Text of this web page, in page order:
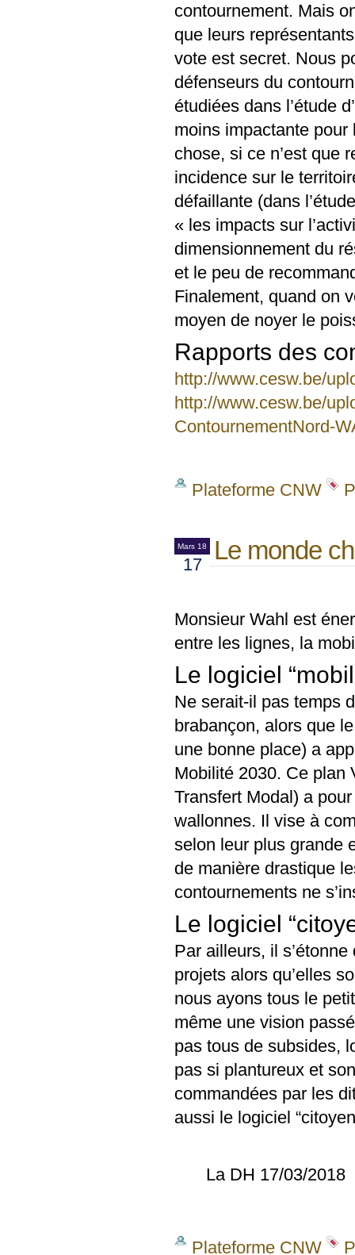
contournement. Mais
que leurs
vote est secret. Nous
défenseurs du
étudiées dans l’étude
moins impactante
chose, si ce n’est que
incidence sur le
défaillante (dans
« les impacts sur
dimensionnement du
et le peu de
Finalement, quand on
moyen de noyer le
Rapports des
http://www.cesw.be/
http://www.cesw.be/
ContournementNord-
Plateforme CNW
Mars 18
17 Le monde
Monsieur Wahl est
entre les lignes, la
Le logiciel
Ne serait-il pas temps
brabançon, alors que
une bonne place) a
Mobilité 2030. Ce plan
Transfert Modal) a
wallonnes. Il vise à
selon leur plus grande
de manière drastique
contournements ne
Le logiciel
Par ailleurs, il
projets alors qu’elles
nous ayons tous le
même une vision
pas tous de subsides,
pas si plantureux et
commandées par les
aussi le logiciel
La DH 17/03/2018
Plateforme CNW